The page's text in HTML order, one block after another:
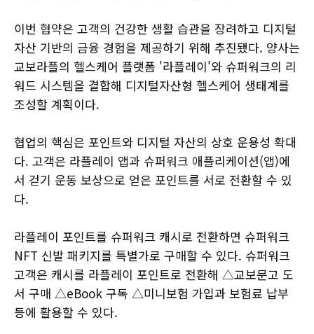
이번 협약은 고객의 건강한 생활 습관을 장려하고 디지털
자산 기반의 금융 경험을 제공하기 위해 추진됐다. 양사는
교보라플의 헬스케어 플랫폼 '라플레이'와 슈퍼워크의 리
워드 시스템을 결합해 디지털자산형 헬스케어 생태계를
조성할 계획이다.
협업의 핵심은 포인트와 디지털 자산의 상호 운용성 확대
다. 고객은 라플레이 앱과 슈퍼워크 애플리케이션(앱)에
서 걷기 운동 보상으로 얻은 포인트를 서로 전환할 수 있
다.
라플레이 포인트를 슈퍼워크 캐시로 전환하면 슈퍼워크
NFT 신발 패키지를 특별가로 구매할 수 있다. 슈퍼워크
고객은 캐시를 라플레이 포인트로 전환해 △교보문고 도
서 구매 △eBook 구독 △미니보험 가입과 보험료 납부
등에 활용할 수 있다.